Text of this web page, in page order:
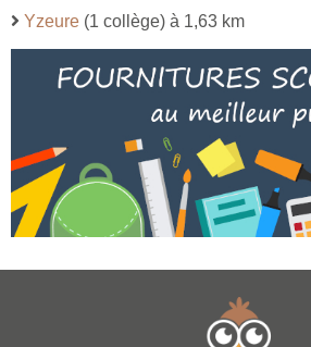
Yzeure (1 collège) à 1,63 km